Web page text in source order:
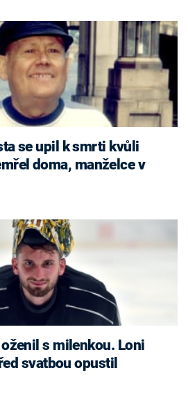
se upil k smrti kvůli
doma, manželce v
s milenkou. Loni
svatbou opustil